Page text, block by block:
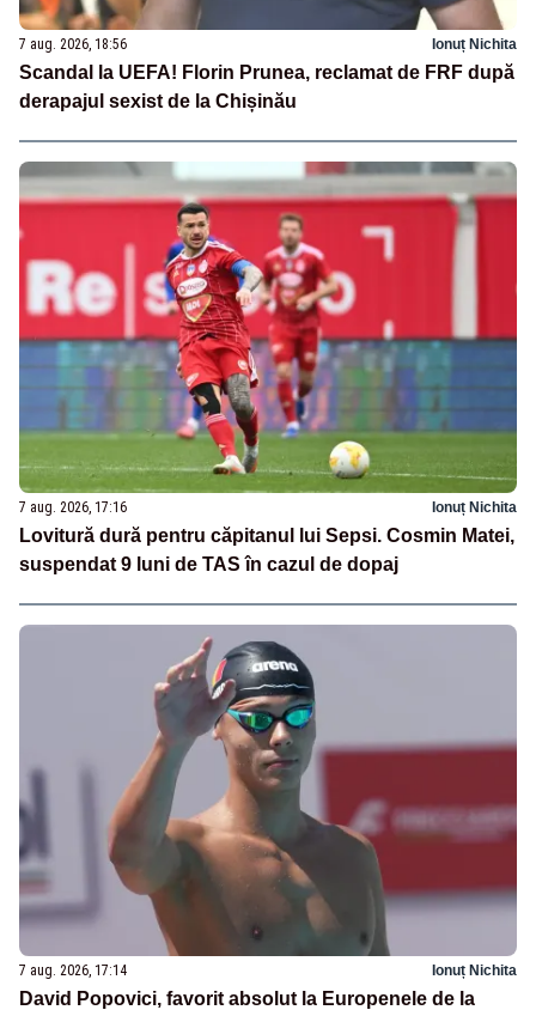
7 aug. 2026, 18:56 Ionuț Nichita
Scandal la UEFA! Florin Prunea, reclamat de FRF după
derapajul sexist de la Chișinău
7 aug. 2026, 17:16 Ionuț Nichita
Lovitură dură pentru căpitanul lui Sepsi. Cosmin Matei,
suspendat 9 luni de TAS în cazul de dopaj
7 aug. 2026, 17:14 Ionuț Nichita
David Popovici, favorit absolut la Europenele de la